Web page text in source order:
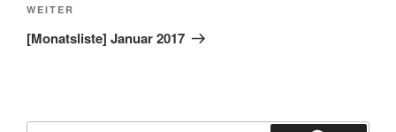
Nächster
Beitrag
WEITER
[Monatsliste] Januar 2017